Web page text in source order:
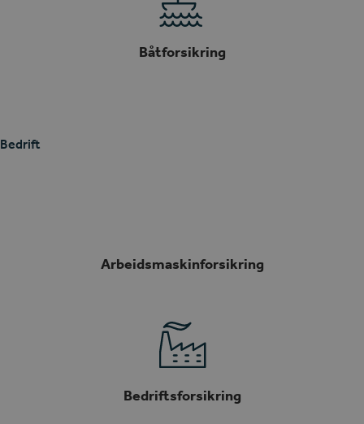
Båtforsikring
Bedrift
Arbeidsmaskinforsikring
Bedriftsforsikring